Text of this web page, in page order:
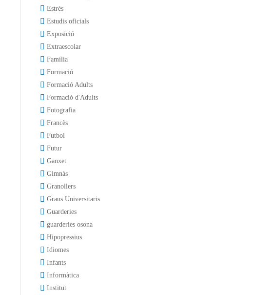
Estrès
Estudis oficials
Exposició
Extraescolar
Família
Formació
Formació Adults
Formació d'Adults
Fotografia
Francès
Futbol
Futur
Ganxet
Gimnàs
Granollers
Graus Universitaris
Guarderies
guarderies osona
Hipopressius
Idiomes
Infants
Informàtica
Institut